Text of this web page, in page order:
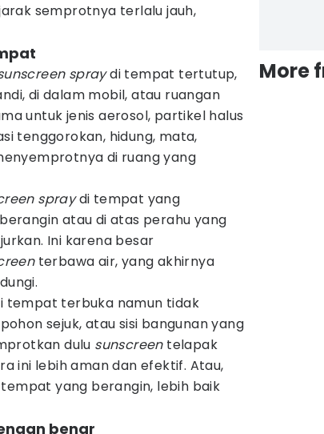
semprotnya terlalu jauh,
spraydi tempat tertutup,
di dalam mobil, atau ruangan
untuk jenis aerosol, partikel halus
tenggorokan, hidung, mata,
di ruang yang
spraydi tempat yang
atau di atas perahu yang
Ini karena besar
terbawa air, yang akhirnya
tempat terbuka namun tidak
sejuk, atau sisi bangunan yang
dulu sunscreentelapak
ini lebih aman dan efektif. Atau,
yang berangin, lebih baik
benar
More